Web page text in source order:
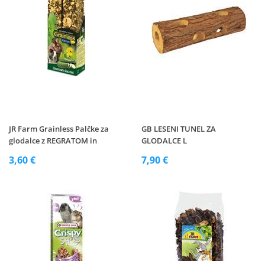
JR Farm Grainless Palčke za
glodalce z REGRATOM in
3,60 €
GB LESENI TUNEL ZA
GLODALCE L
7,90 €